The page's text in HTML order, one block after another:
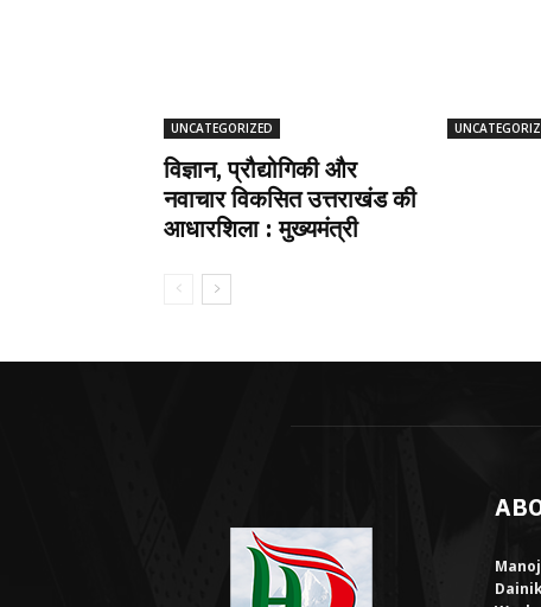
UNCATEGORIZED
विज्ञान, प्रौद्योगिकी और
नवाचार विकसित उत्तराखंड की
आधारशिला : मुख्यमंत्री